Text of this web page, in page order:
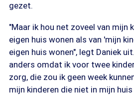
gezet.
"Maar ik hou net zoveel van mijn
eigen huis wonen als van 'mijn
eigen huis wonen", legt Daniek
anders omdat ik voor twee
zorg, die zou ik geen week
mijn kinderen die niet in mijn